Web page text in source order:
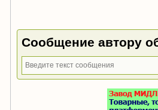
Сообщение автору